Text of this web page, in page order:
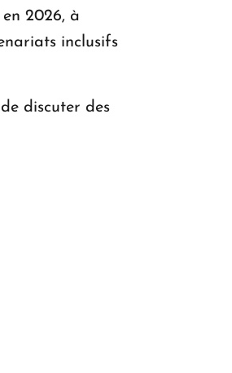
2026, à
inclusifs
discuter des